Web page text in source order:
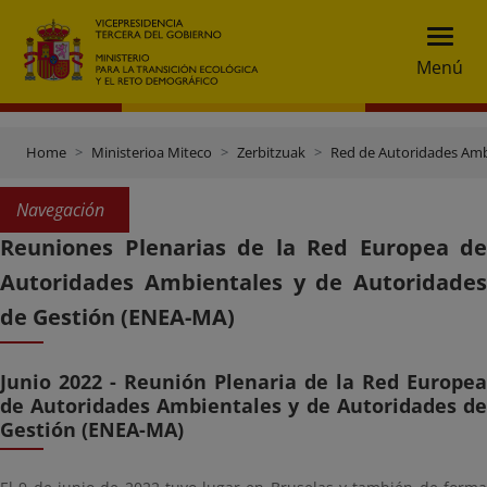
Menú
Home Ministerioa Miteco Zerbitzuak Red de Autoridades
Navegación
Reuniones Plenarias de la Red Europea de
Autoridades Ambientales y de Autoridades
de Gestión (ENEA-MA)
Junio 2022 - Reunión Plenaria de la Red Europea
de Autoridades Ambientales y de Autoridades de
Gestión (ENEA-MA)